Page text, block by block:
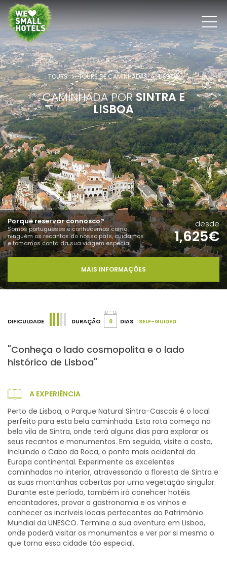
TOURS TOURS DE CAMINHADAS LISBOA
CAMINHADA PORSINTRA E
LISBOA
Porquê reservar connosco?
Somos portugueses e conhecemos como
ninguém os recantos do nosso país, cuidamos
e tomamos conta da sua viagem especial.
desde
1,625€
MAIS INFORMAÇÕES
DIFICULDADE DURAÇÃO 8 DIAS SELF-GUIDED
"Conheça o lado cosmopolita e o lado
histórico de Lisboa"
A EXPERIÊNCIA
Perto de Lisboa, o Parque Natural Sintra-Cascais é o local
perfeito para esta bela caminhada. Esta rota começa na
bela vila de Sintra, onde terá alguns dias para explorar os
seus recantos e monumentos. Em seguida, visite a costa,
incluindo o Cabo da Roca, o ponto mais ocidental da
Europa continental. Experimente as excelentes
caminhadas no interior, atravessando a floresta de Sintra e
as suas montanhas cobertas por uma vegetação singular.
Durante este período, também irá conehcer hotéis
encantadores, provar a gastronomia e os vinhos e
conhecer os incríveis locais pertecentes ao Património
Mundial da UNESCO. Termine a sua aventura em Lisboa,
onde poderá visitar os monumentos e ver por si mesmo o
que torna essa cidade tão especial.